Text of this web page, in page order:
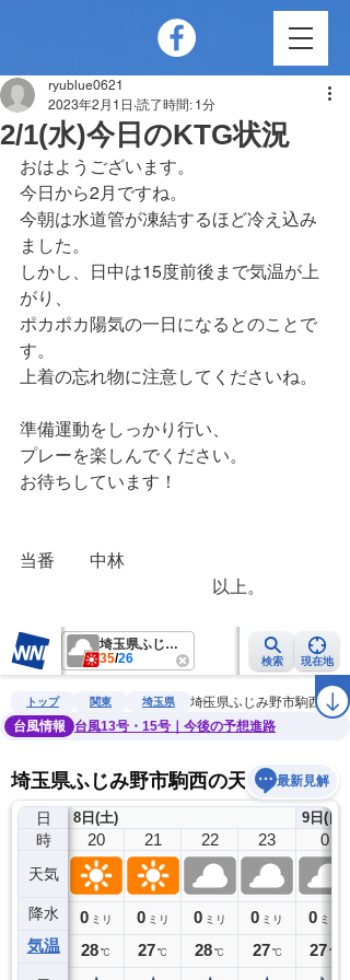
2/1(水)今日のKTG状況
ryublue0621
2023年2月1日 読了時間: 1分
おはようございます。
今日から2月ですね。
今朝は水道管が凍結するほど冷え込み
ました。
しかし、日中は15度前後まで気温が上
がり、
ポカポカ陽気の一日になるとのことで
す。
上着の忘れ物に注意してくださいね。
準備運動をしっかり行い、
プレーを楽しんでください。
お待ちしています！
当番　　中林
以上。